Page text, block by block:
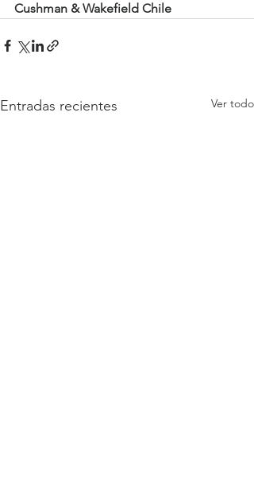
Cushman & Wakefield Chile
Entradas recientes Ver todo